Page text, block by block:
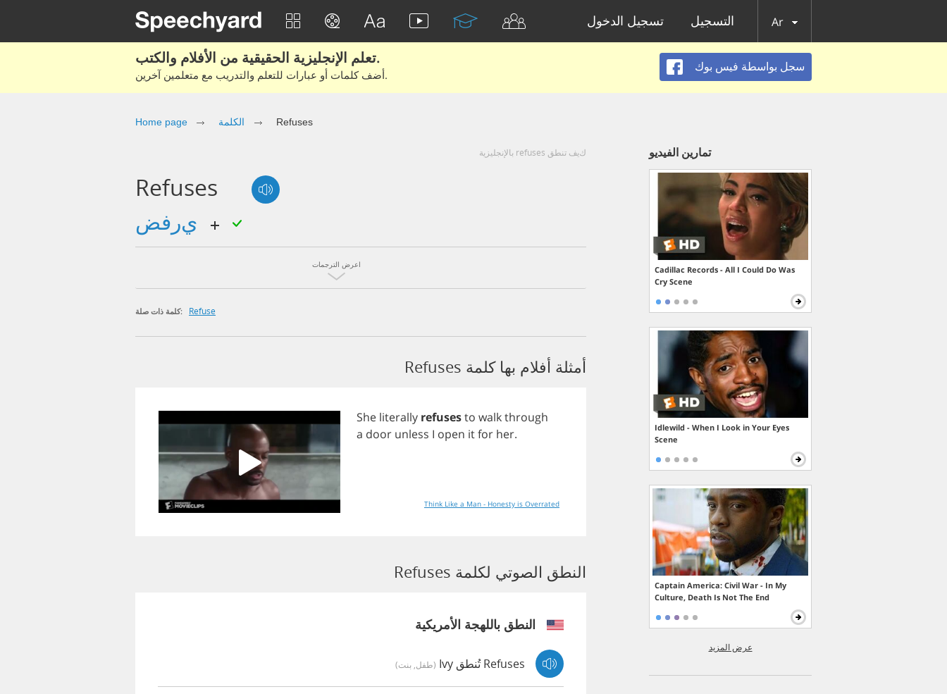
تسجيل الدخول التسجيل Ar
تعلم الإنجليزية الحقيقية من الأفلام والكتب.
أضف كلمات أو عبارات للتعلم والتدريب مع متعلمين آخرين.
سجل بواسطة فيس بوك
Home page الكلمة Refuses
كيف تنطق refuses بالإنجليزية
Refuses
اعرض الترجمات
كلمة ذات صلة: Refuse
أمثلة أفلام بها كلمة Refuses
She literally refusesto walkthrough
a door unless I open itfor her.
Think Like a Man - Honesty is Overrated
النطق الصوتي لكلمة Refuses
النطق باللهجة الأمريكية
Refuses تُنطق Ivy (طفل, بنت)
تمارين الفيديو
Cadillac Records - All I Could Do Was
Cry Scene
Idlewild - When I Look in Your Eyes
Scene
Captain America: Civil War - In My
Culture, Death Is Not The End
عرض المزيد